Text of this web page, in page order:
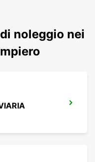
noleggio nei